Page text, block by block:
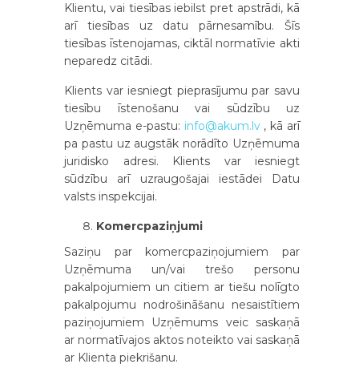
Klientu, vai tiesības iebilst pret apstrādi, kā
arī tiesības uz datu pārnesamību. Šīs
tiesības īstenojamas, ciktāl normatīvie akti
neparedz citādi.
Klients var iesniegt pieprasījumu par savu
tiesību īstenošanu vai sūdzību uz
Uzņēmuma e-pastu: info@akum.lv, kā arī
pa pastu uz augstāk norādīto Uzņēmuma
juridisko adresi. Klients var iesniegt
sūdzību arī uzraugošajai iestādei Datu
valsts inspekcijai.
Komercpaziņjumi
Saziņu par komercpaziņojumiem par
Uzņēmuma un/vai trešo personu
pakalpojumiem un citiem ar tiešu nolīgto
pakalpojumu nodrošināšanu nesaistītiem
paziņojumiem Uzņēmums veic saskaņā
ar normatīvajos aktos noteikto vai saskaņā
ar Klienta piekrišanu.